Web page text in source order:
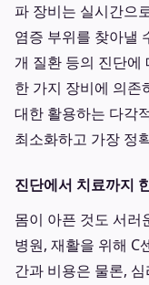
파 장비는 실시간으
염증 부위를 찾아낼
개 질환 등의 진단에
한 가지 장비에 의존
대한 활용하는 다각
최소화하고 가장 정
진단에서 치료까지
몸이 아픈 것도 서러
병원, 재활을 위해 C
간과 비용은 물론,